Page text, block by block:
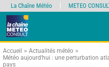
Accueil
Actualités météo
Météo aujourd'hui : une perturbation
pays
La Chaîne Météo METEO